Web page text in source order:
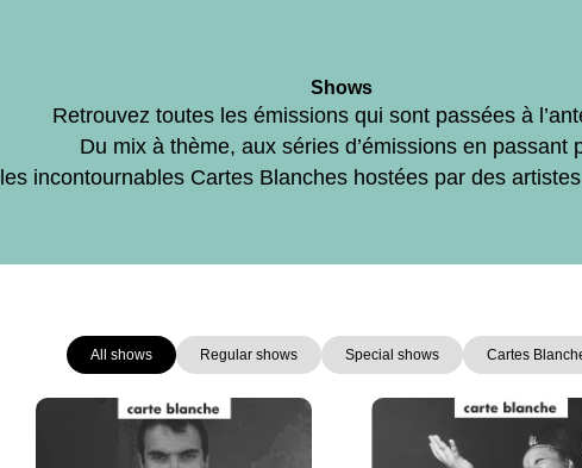
Shows
Retrouvez toutes les émissions qui sont passées à
Du mix à thème, aux séries d’émissions en passant
les incontournables Cartes Blanches hostées par des
All shows Regular shows Special shows Cartes
Page PagePage PagePage Page